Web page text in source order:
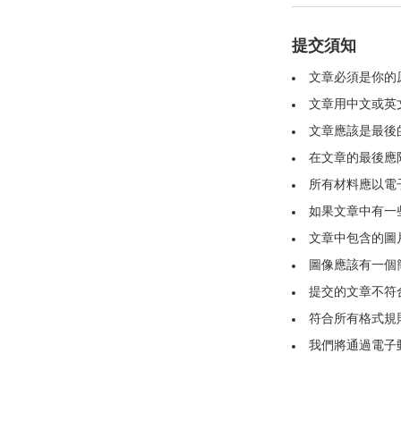
提交須知
文章必須是你的
文章用中文或英
文章應該是最後
在文章的最後應
所有材料應以電
如果文章中有一
文章中包含的圖
圖像應該有一
提交的文章不符
符合所有格式規
我們將通過電子